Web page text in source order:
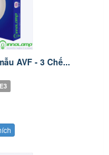
AVF - 3 Chế...